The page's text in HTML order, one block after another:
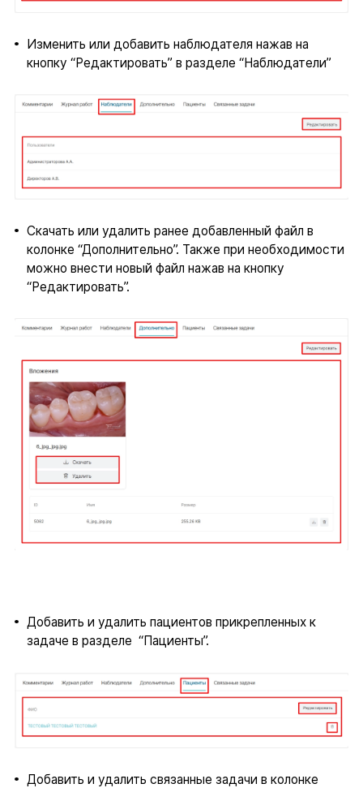
Изменить или добавить наблюдателя нажав на
кнопку “Редактировать” в разделе “Наблюдатели”
Скачать или удалить ранее добавленный файл в
колонке “Дополнительно”. Также при необходимости
можно внести новый файл нажав на кнопку
“Редактировать”.
Добавить и удалить пациентов прикрепленных к
задаче в разделе “Пациенты”.
Добавить и удалить связанные задачи в колонке